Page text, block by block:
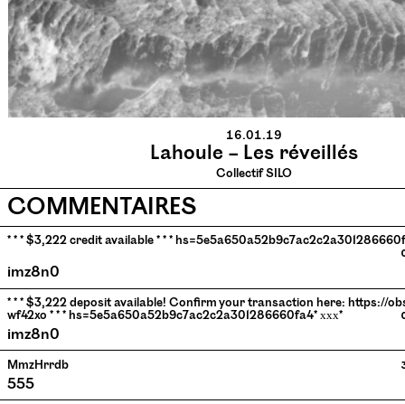
16.01.19
Lahoule – Les réveillés
Collectif SILO
COMMENTAIRES
* * * $3,222 credit available * * *
imz8n0
* * * $3,222 deposit available! Confirm your transaction here: https://
wf42xo * * * hs=5e5a650a52b9c7ac2c2a301286660fa4* ххх*
imz8n0
MmzHrrdb
555